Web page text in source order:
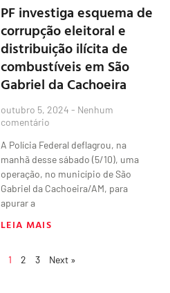
PF investiga esquema de
corrupção eleitoral e
distribuição ilícita de
combustíveis em São
Gabriel da Cachoeira
outubro 5, 2024 Nenhum
comentário
A Polícia Federal deflagrou, na
manhã desse sábado (5/10), uma
operação, no município de São
Gabriel da Cachoeira/AM, para
apurar a
LEIA MAIS
1 2 3 Next »